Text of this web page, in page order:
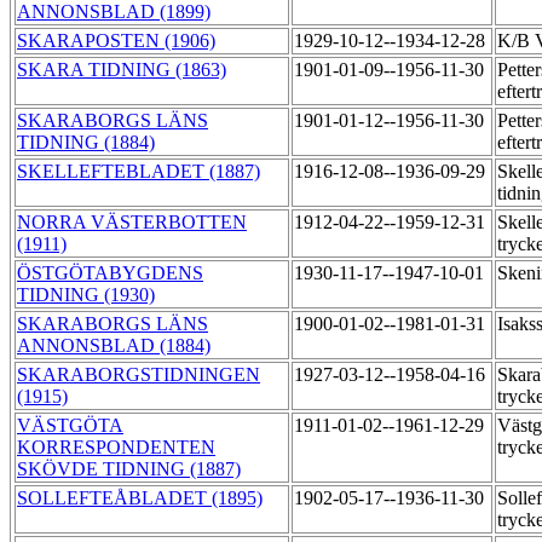
ANNONSBLAD (1899)
SKARAPOSTEN (1906) 1929-10-12--1934-12-28 K/B
SKARA TIDNING (1863)
1901-01-09--1956-11-30
SKARABORGS LÄNS
TIDNING (1884)
1901-01-12--1956-11-30
SKELLEFTEBLADET (1887)
1916-12-08--1936-09-29
NORRA VÄSTERBOTTEN
(1911)
1912-04-22--1959-12-31
ÖSTGÖTABYGDENS
TIDNING (1930)
1930-11-17--1947-10-01
SKARABORGS LÄNS
ANNONSBLAD (1884)
1900-01-02--1981-01-31
SKARABORGSTIDNINGEN
(1915)
1927-03-12--1958-04-16
VÄSTGÖTA
KORRESPONDENTEN
SKÖVDE TIDNING (1887)
1911-01-02--1961-12-29
SOLLEFTEÅBLADET (1895) 1902-05-17--1936-11-30